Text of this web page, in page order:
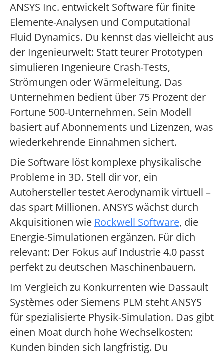
ANSYS Inc. entwickelt Software für finite
Elemente-Analysen und Computational
Fluid Dynamics. Du kennst das vielleicht aus
der Ingenieurwelt: Statt teurer Prototypen
simulieren Ingenieure Crash-Tests,
Strömungen oder Wärmeleitung. Das
Unternehmen bedient über 75 Prozent der
Fortune 500-Unternehmen. Sein Modell
basiert auf Abonnements und Lizenzen, was
wiederkehrende Einnahmen sichert.
Die Software löst komplexe physikalische
Probleme in 3D. Stell dir vor, ein
Autohersteller testet Aerodynamik virtuell –
das spart Millionen. ANSYS wächst durch
Akquisitionen wie Rockwell Software, die
Energie-Simulationen ergänzen. Für dich
relevant: Der Fokus auf Industrie 4.0 passt
perfekt zu deutschen Maschinenbauern.
Im Vergleich zu Konkurrenten wie Dassault
Systèmes oder Siemens PLM steht ANSYS
für spezialisierte Physik-Simulation. Das gibt
einen Moat durch hohe Wechselkosten:
Kunden binden sich langfristig. Du